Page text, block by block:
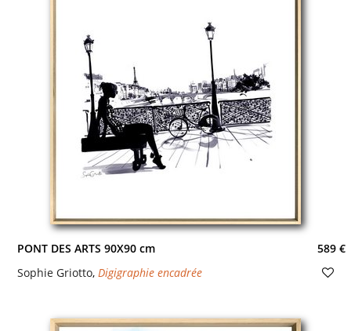
PONT DES ARTS 90X90 cm
589 €
Sophie Griotto, Digigraphie encadrée